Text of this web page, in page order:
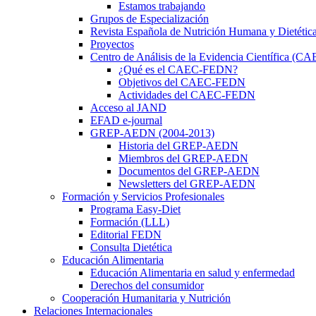
Estamos trabajando
Grupos de Especialización
Revista Española de Nutrición Humana y Dietética
Proyectos
Centro de Análisis de la Evidencia Científica
¿Qué es el CAEC-FEDN?
Objetivos del CAEC-FEDN
Actividades del CAEC-FEDN
Acceso al JAND
EFAD e-journal
GREP-AEDN (2004-2013)
Historia del GREP-AEDN
Miembros del GREP-AEDN
Documentos del GREP-AEDN
Newsletters del GREP-AEDN
Formación y Servicios Profesionales
Programa Easy-Diet
Formación (LLL)
Editorial FEDN
Consulta Dietética
Educación Alimentaria
Educación Alimentaria en salud y enfermedad
Derechos del consumidor
Cooperación Humanitaria y Nutrición
Relaciones Internacionales